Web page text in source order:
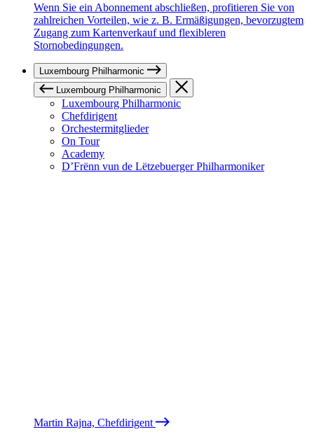
Wenn Sie ein Abonnement abschließen, profitieren Sie von
zahlreichen Vorteilen, wie z. B. Ermäßigungen, bevorzugtem
Zugang zum Kartenverkauf und flexibleren
Stornobedingungen.
Luxembourg Philharmonic
Luxembourg Philharmonic
Luxembourg Philharmonic
Chefdirigent
Orchestermitglieder
On Tour
Academy
D’Frënn vun de Lëtzebuerger Philharmoniker
Martin Rajna, Chefdirigent